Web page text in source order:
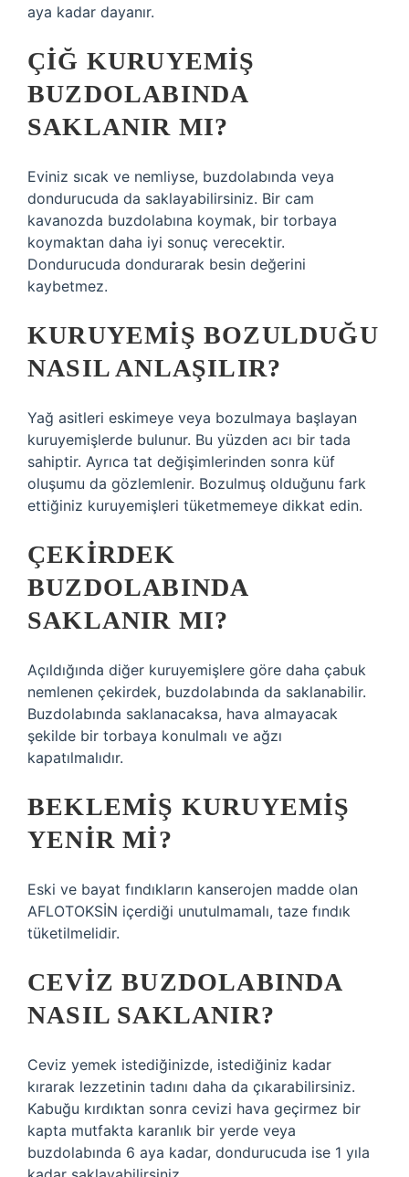
aya kadar dayanır.
ÇIĞ KURUYEMIŞ
BUZDOLABINDA
SAKLANIR MI?
Eviniz sıcak ve nemliyse, buzdolabında veya
dondurucuda da saklayabilirsiniz. Bir cam
kavanozda buzdolabına koymak, bir torbaya
koymaktan daha iyi sonuç verecektir.
Dondurucuda dondurarak besin değerini
kaybetmez.
KURUYEMIŞ BOZULDUĞU
NASIL ANLAŞILIR?
Yağ asitleri eskimeye veya bozulmaya başlayan
kuruyemişlerde bulunur. Bu yüzden acı bir tada
sahiptir. Ayrıca tat değişimlerinden sonra küf
oluşumu da gözlemlenir. Bozulmuş olduğunu fark
ettiğiniz kuruyemişleri tüketmemeye dikkat edin.
ÇEKIRDEK
BUZDOLABINDA
SAKLANIR MI?
Açıldığında diğer kuruyemişlere göre daha çabuk
nemlenen çekirdek, buzdolabında da saklanabilir.
Buzdolabında saklanacaksa, hava almayacak
şekilde bir torbaya konulmalı ve ağzı
kapatılmalıdır.
BEKLEMIŞ KURUYEMIŞ
YENIR MI?
Eski ve bayat fındıkların kanserojen madde olan
AFLOTOKSİN içerdiği unutulmamalı, taze fındık
tüketilmelidir.
CEVIZ BUZDOLABINDA
NASIL SAKLANIR?
Ceviz yemek istediğinizde, istediğiniz kadar
kırarak lezzetinin tadını daha da çıkarabilirsiniz.
Kabuğu kırdıktan sonra cevizi hava geçirmez bir
kapta mutfakta karanlık bir yerde veya
buzdolabında 6 aya kadar, dondurucuda ise 1 yıla